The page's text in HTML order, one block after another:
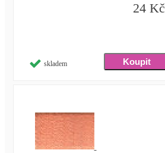
24 Kč
skladem